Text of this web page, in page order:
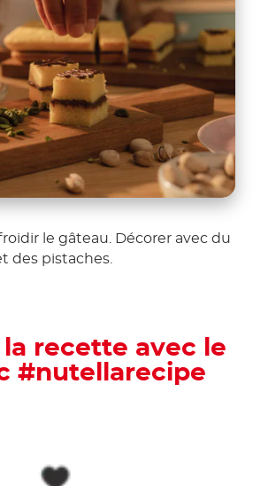
le gâteau. Décorer avec du
des pistaches.
la recette avec le
#nutellarecipe